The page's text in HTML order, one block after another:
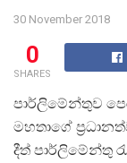
30 November 2018
0
SHARES
පාර්ලිමේන්තුව
මහතාගේ
දීත් පාර්ලිමේන්තු